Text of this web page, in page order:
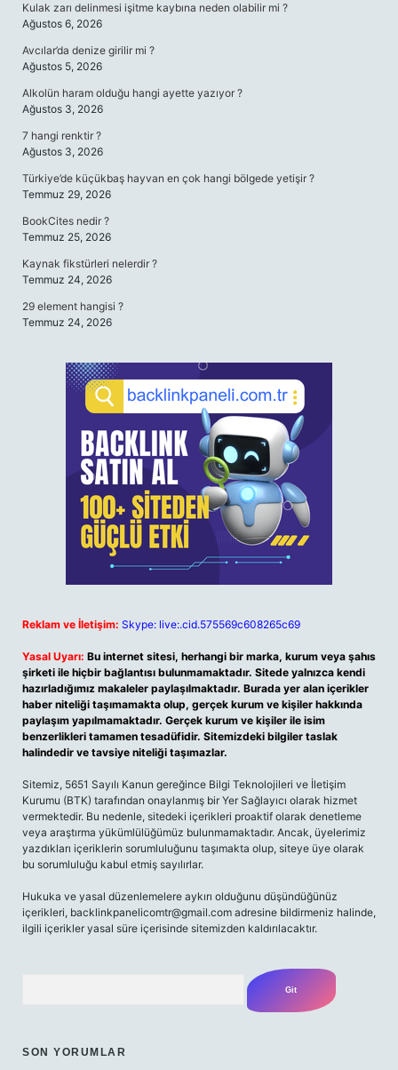
Kulak zarı delinmesi işitme kaybına neden olabilir mi ?
Ağustos 6, 2026
Avcılar’da denize girilir mi ?
Ağustos 5, 2026
Alkolün haram olduğu hangi ayette yazıyor ?
Ağustos 3, 2026
7 hangi renktir ?
Ağustos 3, 2026
Türkiye’de küçükbaş hayvan en çok hangi bölgede yetişir ?
Temmuz 29, 2026
BookCites nedir ?
Temmuz 25, 2026
Kaynak fikstürleri nelerdir ?
Temmuz 24, 2026
29 element hangisi ?
Temmuz 24, 2026
Reklam ve İletişim: Skype: live:.cid.575569c608265c69
Yasal Uyarı: Bu internet sitesi, herhangi bir marka, kurum veya şahıs
şirketi ile hiçbir bağlantısı bulunmamaktadır. Sitede yalnızca kendi
hazırladığımız makaleler paylaşılmaktadır. Burada yer alan içerikler
haber niteliği taşımamakta olup, gerçek kurum ve kişiler hakkında
paylaşım yapılmamaktadır. Gerçek kurum ve kişiler ile isim
benzerlikleri tamamen tesadüfidir. Sitemizdeki bilgiler taslak
halindedir ve tavsiye niteliği taşımazlar.
Sitemiz, 5651 Sayılı Kanun gereğince Bilgi Teknolojileri ve İletişim
Kurumu (BTK) tarafından onaylanmış bir Yer Sağlayıcı olarak hizmet
vermektedir. Bu nedenle, sitedeki içerikleri proaktif olarak denetleme
veya araştırma yükümlülüğümüz bulunmamaktadır. Ancak, üyelerimiz
yazdıkları içeriklerin sorumluluğunu taşımakta olup, siteye üye olarak
bu sorumluluğu kabul etmiş sayılırlar.
Hukuka ve yasal düzenlemelere aykırı olduğunu düşündüğünüz
içerikleri, backlinkpanelicomtr@gmail.com adresine bildirmeniz halinde,
ilgili içerikler yasal süre içerisinde sitemizden kaldırılacaktır.
SON YORUMLAR